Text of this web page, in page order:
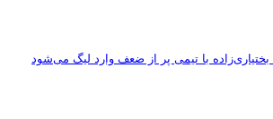
با تیمی پر از ضعف وارد لیگ می‌شود